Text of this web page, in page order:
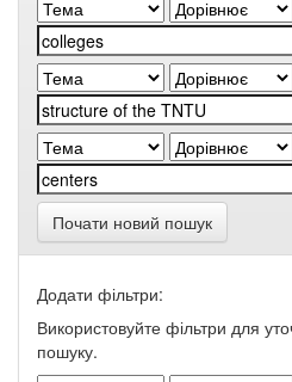
Почати новий пошук
Додати фільтри:
Використовуйте фільтри для
пошуку.